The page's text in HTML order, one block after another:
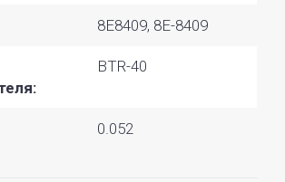
8E8409, 8E-8409
BTR-40
0.052